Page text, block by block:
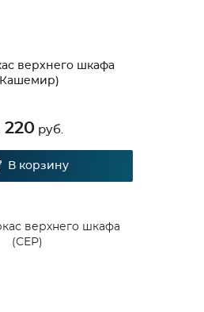
верхнего шкафа
220 руб.
В корзину